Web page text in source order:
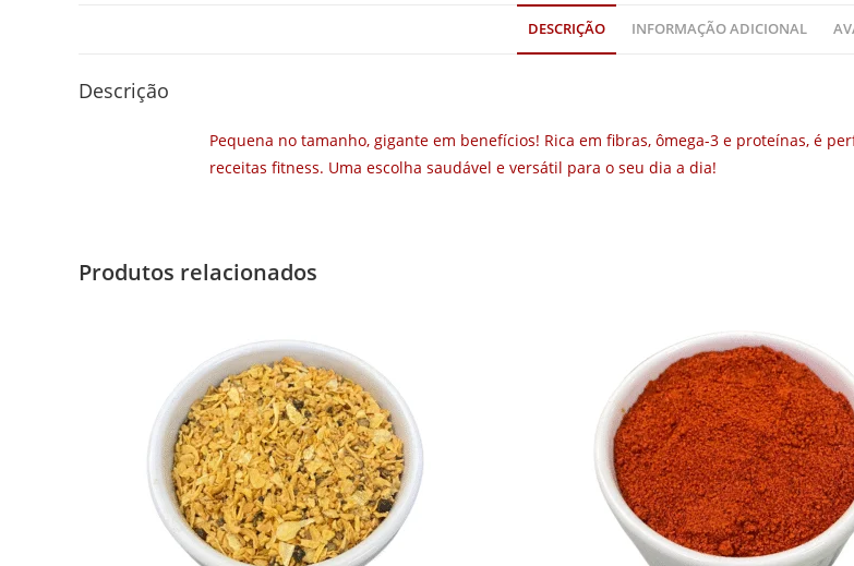
DESCRIÇÃO INFORMAÇÃO ADICIONAL
Descrição
Pequena no tamanho, gigante em benefícios! Rica em fibras, ômega-3 e proteínas, é
receitas fitness. Uma escolha saudável e versátil para o seu dia a dia!
Produtos relacionados